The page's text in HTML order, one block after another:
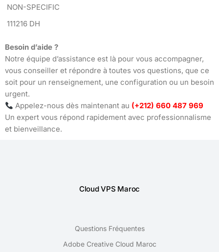
NON-SPECIFIC
111216 DH
Besoin d’aide ?
Notre équipe d’assistance est là pour vous accompagner,
vous conseiller et répondre à toutes vos questions, que ce
soit pour un renseignement, une configuration ou un besoin
urgent.
Appelez-nous dès maintenant au (+212) 660 487 969
Un expert vous répond rapidement avec professionnalisme
et bienveillance.
Cloud VPS Maroc
Questions Fréquentes
Adobe Creative Cloud Maroc